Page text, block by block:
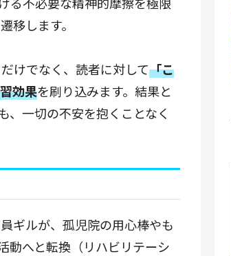
移します。
けでなく、読者に対して「こ
効果を刷り込みます。結果と
、一切の不安を抱くことなく
ギルが、孤児院の用心棒やも
動へと転換（リハビリテーシ